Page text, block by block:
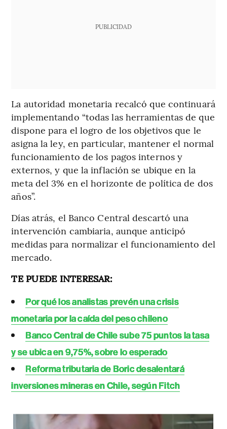
PUBLICIDAD
La autoridad monetaria recalcó que continuará
implementando “todas las herramientas de que
dispone para el logro de los objetivos que le
asigna la ley, en particular, mantener el normal
funcionamiento de los pagos internos y
externos, y que la inflación se ubique en la
meta del 3% en el horizonte de política de dos
años”.
Días atrás, el Banco Central descartó una
intervención cambiaria, aunque anticipó
medidas para normalizar el funcionamiento del
mercado.
TE PUEDE INTERESAR:
Por qué los analistas prevén una crisis
monetaria por la caída del peso chileno
Banco Central de Chile sube 75 puntos la tasa
y se ubica en 9,75%, sobre lo esperado
Reforma tributaria de Boric desalentará
inversiones mineras en Chile, según Fitch